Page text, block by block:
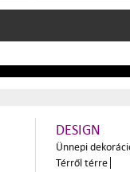
DESIGN
Ünnepi
Térről térre